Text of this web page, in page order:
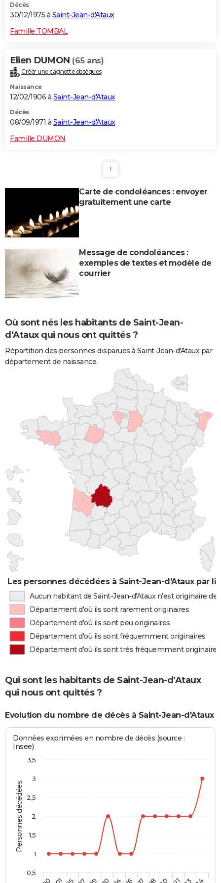
Décès
30/12/1975 à Saint-Jean-d'Ataux
Famille TOMBAL
Elien DUMON (65 ans)
Créer une cagnotte obsèques
Naissance
12/02/1906 à Saint-Jean-d'Ataux
Décès
08/09/1971 à Saint-Jean-d'Ataux
Famille DUMON
1
Carte de condoléances : envoyer
gratuitement une carte
Message de condoléances :
exemples de textes et modèle de
courrier
Où sont nés les habitants de Saint-Jean-
d'Ataux qui nous ont quittés ?
Répartition des personnes disparues à Saint-Jean-d'Ataux par
département de naissance.
Les personnes décédées à Saint-Jean-d'Ataux par
Aucun habitant de Saint-Jean-d'Ataux n'est originaire
Département d'où ils sont rarement originaires
Département d'où ils sont peu originaires
Département d'où ils sont fréquemment originaires
Département d'où ils sont très fréquemment originaires
Qui sont les habitants de Saint-Jean-d'Ataux
qui nous ont quittés ?
Evolution du nombre de décès à Saint-Jean-d'Ataux
Personnes décédées
Données exprimées en nombre de décès (source :
Insee)
0,5
1
1,5
2
2,5
3
3,5